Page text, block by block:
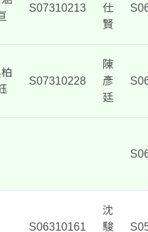
S07310213
仕
賢
S07310228
陳
彥
廷
S06310161
沈
駿